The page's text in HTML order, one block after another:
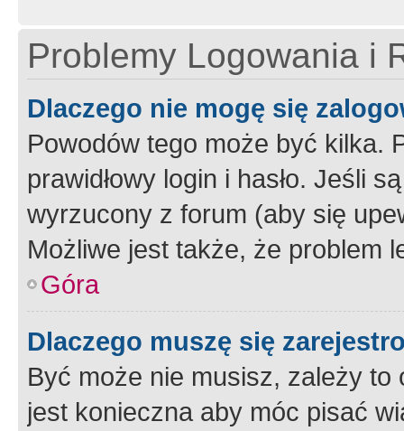
Problemy Logowania i
Dlaczego nie mogę się
Powodów tego może być kilka.
prawidłowy login i hasło. Jeśli
wyrzucony z forum (aby się
Możliwe jest także, że problem
Góra
Dlaczego muszę się
Być może nie musisz, zależy
jest konieczna aby móc pisać